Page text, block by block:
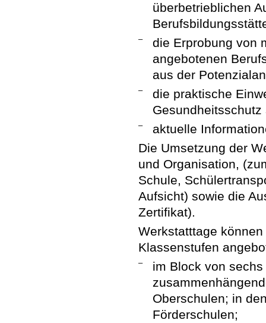
überbetrieblichen
–
die Erprobung von
angebotenen
aus der
–
die praktische
Gesundheitsschutz
–
aktuelle
Die Umsetzung der
und Organisation,
Schule,
Aufsicht) sowie die
Zertifikat).
Werkstatttage
Klassenstufen
–
im Block von
Oberschulen; in
Förderschulen;